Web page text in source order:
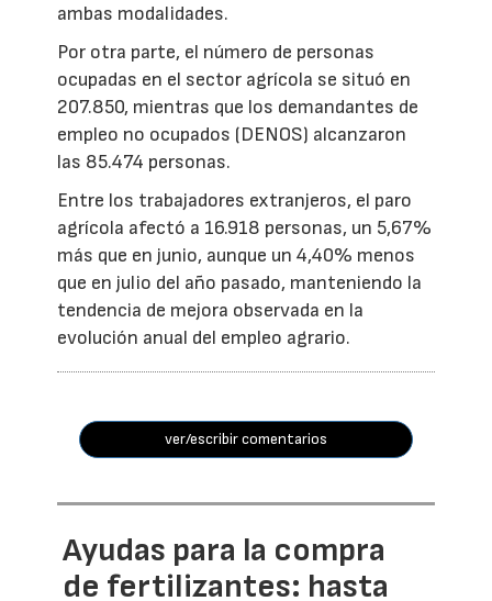
ambas modalidades.
Por otra parte, el número de personas
ocupadas en el sector agrícola se situó en
207.850, mientras que los demandantes de
empleo no ocupados (DENOS) alcanzaron
las 85.474 personas.
Entre los trabajadores extranjeros, el paro
agrícola afectó a 16.918 personas, un 5,67%
más que en junio, aunque un 4,40% menos
que en julio del año pasado, manteniendo la
tendencia de mejora observada en la
evolución anual del empleo agrario.
ver/escribir comentarios
Ayudas para la compra
de fertilizantes: hasta